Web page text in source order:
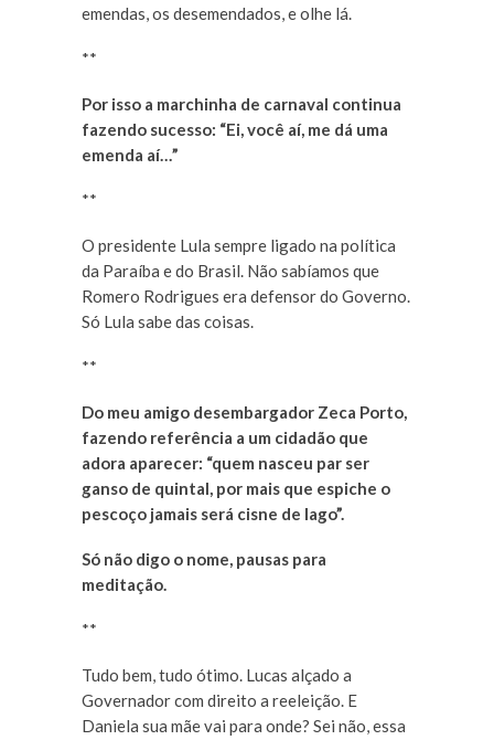
emendas, os desemendados, e olhe lá.
**
Por isso a marchinha de carnaval continua
fazendo sucesso: “Ei, você aí, me dá uma
emenda aí…”
**
O presidente Lula sempre ligado na política
da Paraíba e do Brasil. Não sabíamos que
Romero Rodrigues era defensor do Governo.
Só Lula sabe das coisas.
**
Do meu amigo desembargador Zeca Porto,
fazendo referência a um cidadão que
adora aparecer: “quem nasceu par ser
ganso de quintal, por mais que espiche o
pescoço jamais será cisne de lago”.
Só não digo o nome, pausas para
meditação.
**
Tudo bem, tudo ótimo. Lucas alçado a
Governador com direito a reeleição. E
Daniela sua mãe vai para onde? Sei não, essa